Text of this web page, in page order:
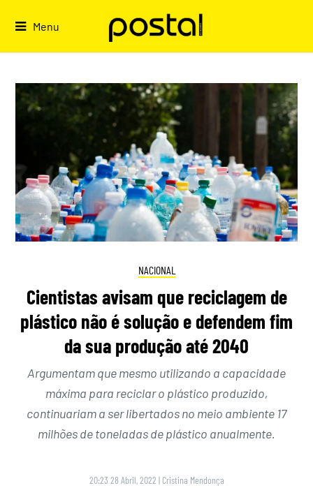
Menu
NACIONAL
Cientistas avisam que reciclagem de
plástico não é solução e defendem fim
da sua produção até 2040
Argumentam que mesmo utilizando a capacidade
máxima para reciclar o plástico produzido,
continuariam a ser libertados no meio ambiente 17
milhões de toneladas de plástico anualmente.
20:23 28 Abril, 2022 | Cristina Mendonça